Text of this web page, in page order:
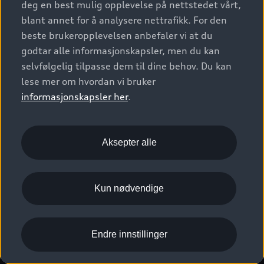
S/RS
Konseptbiler og prototyper
Prislister
Leasing
Bilgarantier
Audi Forsikring
Verkstedtjenester
Functions on demand
Kom i gang med myAudi
Kundeservice
Nyhetsbrev
Presse
Karriere
Bli sertifisert merkeverksted
Autoretur
Åpenhetsloven
© 2026 AUDI NORGE. All Rights Reserved.
Imprint Ansvarserklæring
Personvern
Informasjonskapsler (cookies)
Juridisk informasjon AUDI AG
deg en best mulig opplevelse på nettstedet vårt,
blant annet for å analysere nettrafikk. For den
beste brukeropplevelsen anbefaler vi at du
godtar alle informasjonskapsler, men du kan
selvfølgelig tilpasse dem til dine behov. Du kan
lese mer om hvordan vi bruker
informasjonskapsler her.
Aksepter alle
Kun nødvendige
Endre innstillinger